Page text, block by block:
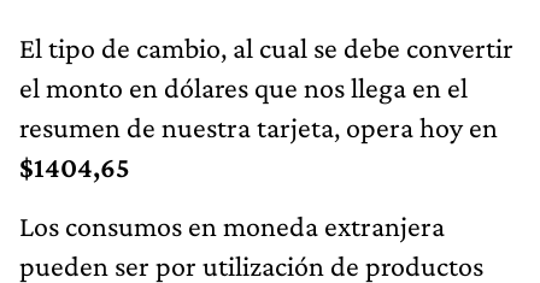
El tipo de cambio, al cual se debe convertir
el monto en dólares que nos llega en el
resumen de nuestra tarjeta, opera hoy en
$1404,65
Los consumos en moneda extranjera
pueden ser por utilización de productos